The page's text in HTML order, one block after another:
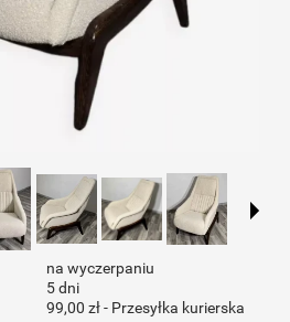
na wyczerpaniu
5 dni
99,00 zł- Przesyłka kurierska